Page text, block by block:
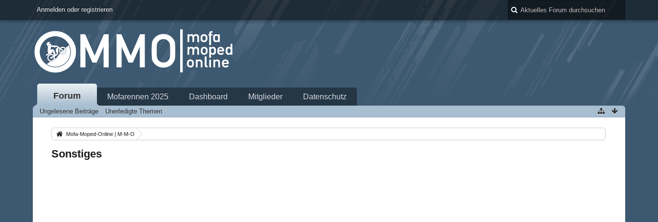
Anmelden oder registrieren
Forum Mofarennen 2025 Dashboard Mitglieder Datenschutz
Ungelesene Beiträge Unerledigte Themen
Mofa-Moped-Online | M-M-O
Sonstiges